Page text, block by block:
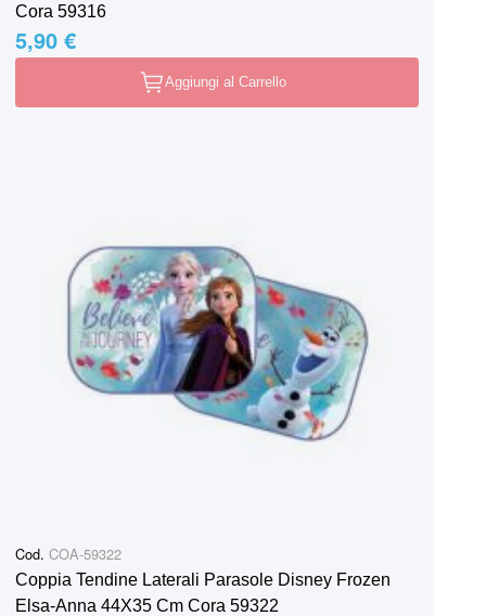
Cora 59316
5,90 €
Aggiungi al Carrello
Cod. COA-59322
Coppia Tendine Laterali Parasole Disney Frozen
Elsa-Anna 44X35 Cm Cora 59322